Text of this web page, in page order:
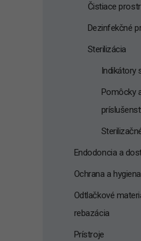
Čistiace
Dezinfekčné
Sterilizácia
Indikátory
Pomôcky
Endodoncia a
Ochrana a hygiena
Odtlačkové
rebazácia
Prístroje